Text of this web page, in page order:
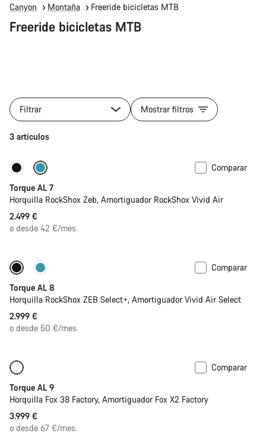
Canyon Montaña Freeride bicicletas MTB
Freeride bicicletas MTB
Filtrar Mostrar filtros
3 artículos
Solo disponible en talla M
Comparar
Torque AL 7
Horquilla RockShox Zeb, Amortiguador RockShox Vivid Air
2.499 €
o desde 42 €/mes.
Próximamente
Comparar
Torque AL 8
Horquilla RockShox ZEB Select+, Amortiguador Vivid Air Select
2.999 €
o desde 50 €/mes.
Comparar
Torque AL 9
Horquilla Fox 38 Factory, Amortiguador Fox X2 Factory
3.999 €
o desde 67 €/mes.